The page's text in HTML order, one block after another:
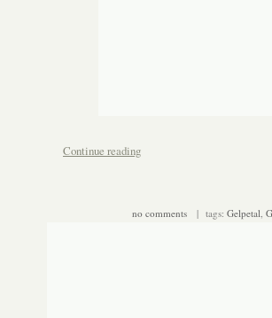
Continue reading
no comments | tags: Gelpetal